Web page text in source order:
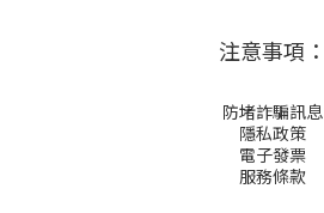
注意事項：
防堵詐騙訊息
隱私政策
電子發票
服務條款